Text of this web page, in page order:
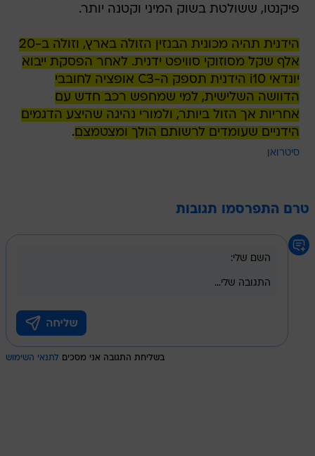
פיקנטו, ששולטת בשוק המיני וקטנה יותר.
הידנית תהיה מכונית הבנזין הזולה בארץ, וזולה ב-20
אלף שקל מסוזוקי סוויפט ידנית. לאחר הפסקת ייבוא
יונדאי i10 הידנית תספק ה-C3 אופציה לחובבי
הדוושה השלישית, למי שמחפש רכב חדש עם
אחריות אך הזול ביותר, ולמורי נהיגה שהיצע הדגמים
הידניים שעומדים לרשותם הולך ומצטמצם.
סיטרואן
טרם התפרסמו תגובות
בשליחת התגובה אני מסכים לתנאי השימוש